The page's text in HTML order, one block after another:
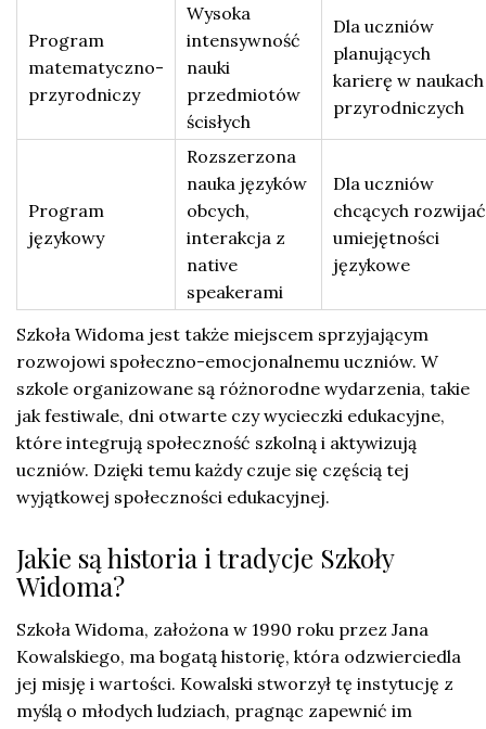
Program
matematyczno-
przyrodniczy
Wysoka
intensywność
nauki
przedmiotów
ścisłych
Dla uczniów
planujących
karierę w naukach
przyrodniczych
Program
językowy
Rozszerzona
nauka języków
obcych,
interakcja z
native
speakerami
Dla uczniów
chcących rozwijać
umiejętności
językowe
Szkoła Widoma jest także miejscem sprzyjającym
rozwojowi społeczno-emocjonalnemu uczniów. W
szkole organizowane są różnorodne wydarzenia, takie
jak festiwale, dni otwarte czy wycieczki edukacyjne,
które integrują społeczność szkolną i aktywizują
uczniów. Dzięki temu każdy czuje się częścią tej
wyjątkowej społeczności edukacyjnej.
Jakie są historia i tradycje Szkoły
Widoma?
Szkoła Widoma, założona w 1990 roku przez Jana
Kowalskiego, ma bogatą historię, która odzwierciedla
jej misję i wartości. Kowalski stworzył tę instytucję z
myślą o młodych ludziach, pragnąc zapewnić im